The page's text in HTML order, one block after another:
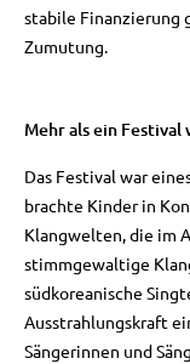
stabile Finanzierung
Zumutung.
Mehr als ein Festival
Das Festival war
brachte Kinder in
Klangwelten, die im
stimmgewaltige
südkoreanische
Ausstrahlungskraft
Sängerinnen und